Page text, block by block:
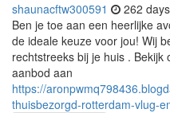
shaunacftw300591 262
Ben je toe aan een heerlijke
de ideale keuze voor jou! Wij
rechtstreeks bij je huis .
aanbod aan
https://
thuisbezorgd-rotterdam-vlug-